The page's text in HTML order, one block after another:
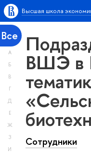
Высшая школа
Все
А
Б
В
Г
Д
Е
Ж
З
И
ВШЭ в
Сотрудники